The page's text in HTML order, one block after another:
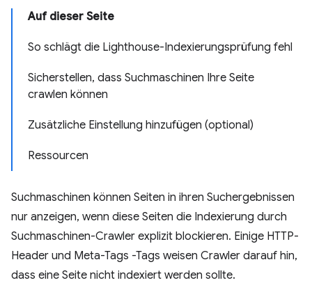
Auf dieser Seite
So schlägt die Lighthouse-Indexierungsprüfung fehl
Sicherstellen, dass Suchmaschinen Ihre Seite
crawlen können
Zusätzliche Einstellung hinzufügen (optional)
Ressourcen
Suchmaschinen können Seiten in ihren Suchergebnissen
nur anzeigen, wenn diese Seiten die Indexierung durch
Suchmaschinen-Crawler explizit blockieren. Einige HTTP-
Header und Meta-Tags -Tags weisen Crawler darauf hin,
dass eine Seite nicht indexiert werden sollte.